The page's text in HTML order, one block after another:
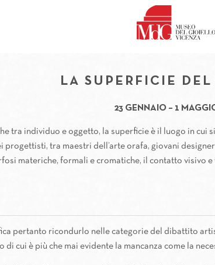
Skin Skin Skin SkinSkin
LA SUPERFICIE
23 GENNAIO – 1
tra individuo e oggetto, la superficie è il luogo in
tra maestri dell’arte orafa, giovani
materiche, formali e cromatiche, il contatto visivo
pertanto ricondurlo nelle categorie del dibattito
cui è più che mai evidente la mancanza come la